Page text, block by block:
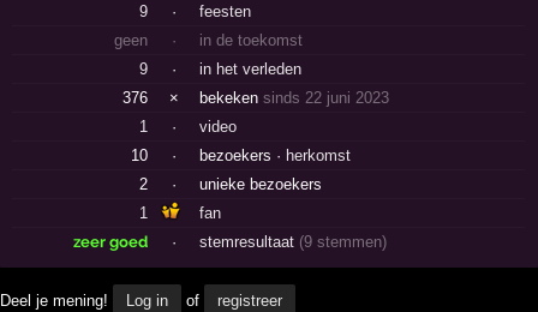
9 ·
feesten
geen
·
in de toekomst
9
·
in het verleden
376
× bekekensinds 22 juni 2023
1
·
video
10
· bezoekers · herkomst
2
·
unieke bezoekers
1
fan
zeer goed
· stemresultaat (9 stemmen)
Deel je mening! Log in of registreer